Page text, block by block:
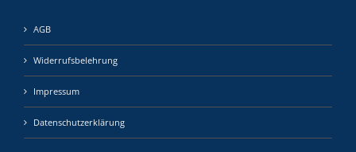
AGB
Widerrufsbelehrung
Impressum
Datenschutzerklärung